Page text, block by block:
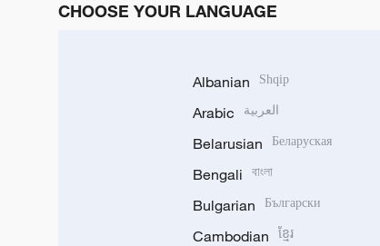
CHOOSE YOUR LANGUAGE
Albanian Shqip
Arabic العربية
Belarusian Беларуская
Bengali বাংলা
Bulgarian Български
Cambodian ខ្មែរ